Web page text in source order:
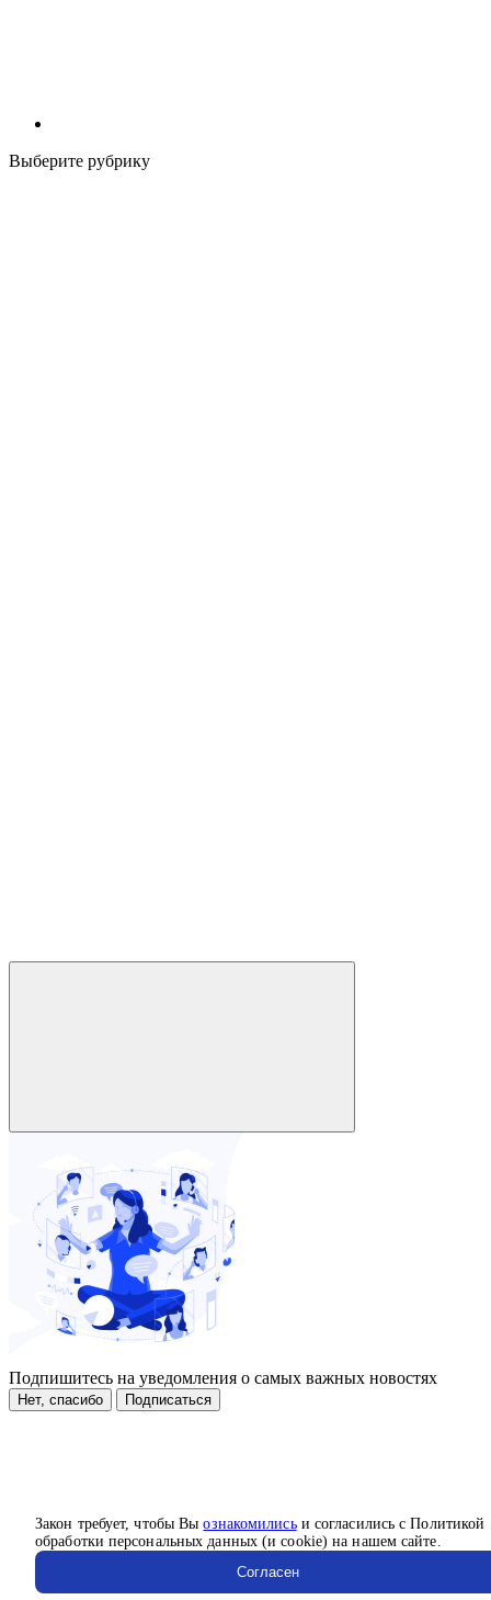
Закон требует, чтобы Выознакомилисьи согласились с Политикой
обработки персональных данных (и cookie) на нашем сайте.
Согласен
Выберите рубрику
Подпишитесь на уведомления о самых важных новостях
Нет, спасибо Подписаться